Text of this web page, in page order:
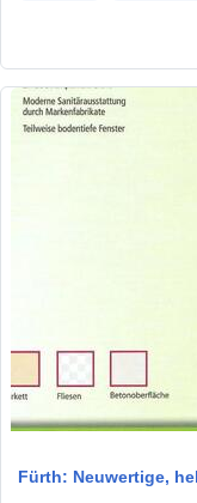
Fürth: Neuwertige,